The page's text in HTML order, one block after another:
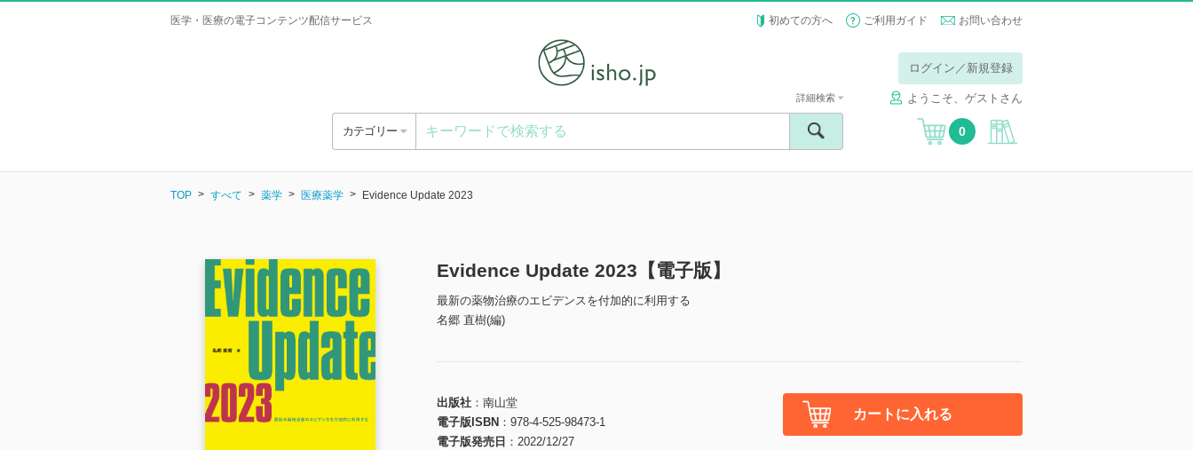
医学・医療の電子コンテンツ配信サービス 初めての方へ ご利用ガイド お問い合わせ
ログイン／新規登録
ようこそ、ゲストさん
カテゴリー
詳細検索
0
TOP すべて 薬学 医療薬学 Evidence Update 2023
Evidence Update 2023【電子版】
最新の薬物治療のエビデンスを付加的に利用する
名郷 直樹(編)
出版社
南山堂
電子版ISBN
978-4-525-98473-1
電子版発売日
2022/12/27
カートに入れる